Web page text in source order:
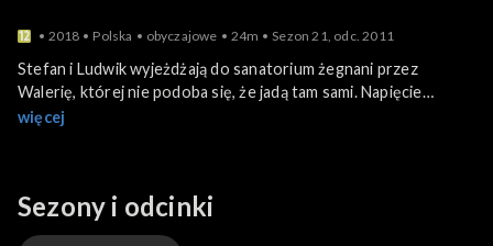
2018 Polska obyczajowe 24m Sezon 21, odc. 2011
Stefan i Ludwik wyjeżdżają do sanatorium żegnani przez
Walerię, której nie podoba się, że jadą tam sami. Napięcie
podsyca Tolek komentując, że koledzy z pewnością zaszaleją
więcej
Sezony i odcinki